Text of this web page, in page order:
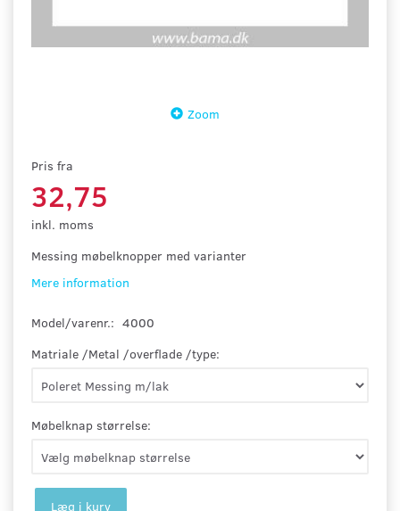
Zoom
Pris fra
32,75
inkl. moms
Messing møbelknopper med varianter
Mere information
Model/varenr.: 4000
Matriale /Metal /overflade /type:
Møbelknap størrelse:
Læg i kurv